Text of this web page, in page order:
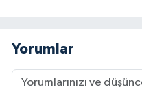
Yorumlar